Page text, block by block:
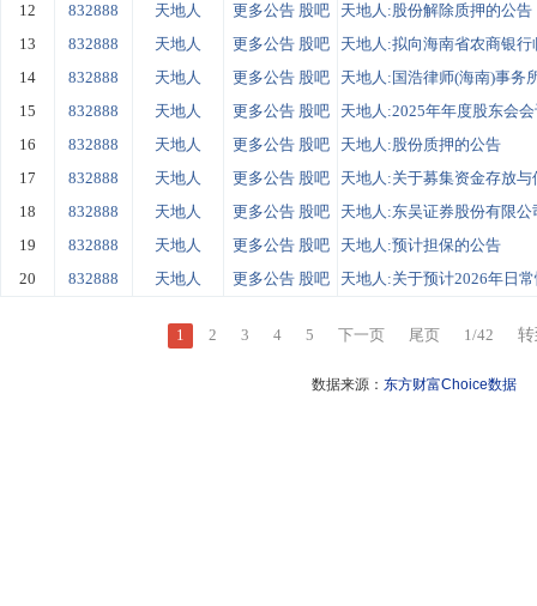
12
832888 天地人 更多公告 股吧
天地人:股份解除质押的公告
13
832888 天地人 更多公告 股吧
天地人:拟向海南省农商银
14
832888 天地人 更多公告 股吧
天地人:国浩律师(海南)事务
15
832888 天地人 更多公告 股吧
天地人:2025年年度股东会
16
832888 天地人 更多公告 股吧
天地人:股份质押的公告
17
832888 天地人 更多公告 股吧
天地人:关于募集资金存放
18
832888 天地人 更多公告 股吧
天地人:东吴证券股份有限
19
832888 天地人 更多公告 股吧
天地人:预计担保的公告
20
832888 天地人 更多公告 股吧 天地人:关于预计2026年日
1 2 3 4 5 下一页 尾页 1/42
数据来源： 东方财富Choice数据